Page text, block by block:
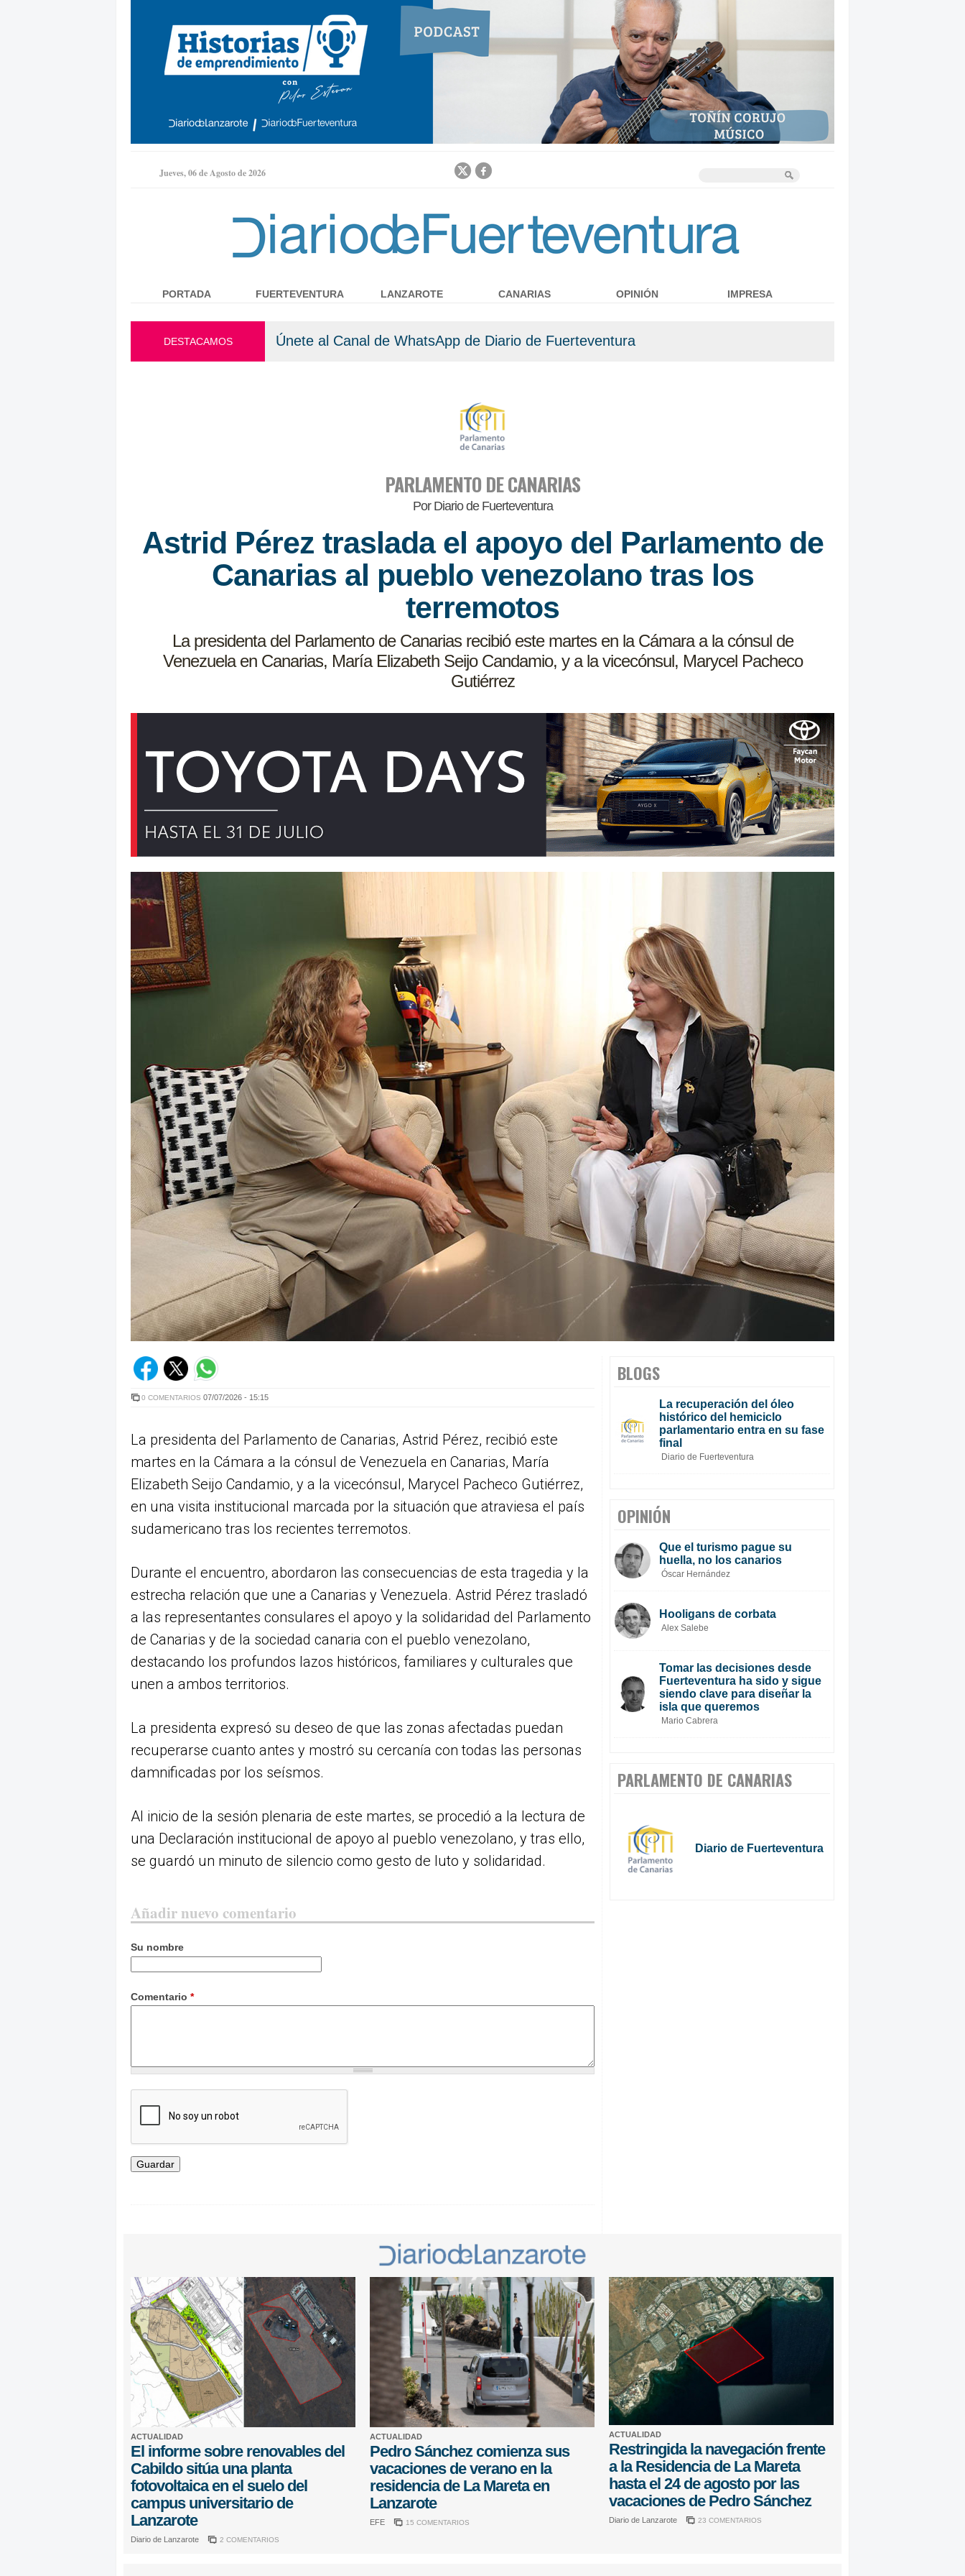
Jump to navigation
Jueves, 06 de Agosto de 2026
DESTACAMOS Únete al Canal de WhatsApp de Diario de Fuerteventura
PARLAMENTO DE CANARIAS
Por Diario de Fuerteventura
Astrid Pérez traslada el apoyo del Parlamento de
Canarias al pueblo venezolano tras los
terremotos
La presidenta del Parlamento de Canarias recibió este martes en la Cámara a la cónsul de
Venezuela en Canarias, María Elizabeth Seijo Candamio, y a la vicecónsul, Marycel Pacheco
Gutiérrez
0 COMENTARIOS 07/07/2026 - 15:15
La presidenta del Parlamento de Canarias, Astrid Pérez, recibió este
martes en la Cámara a la cónsul de Venezuela en Canarias, María
Elizabeth Seijo Candamio, y a la vicecónsul, Marycel Pacheco Gutiérrez,
en una visita institucional marcada por la situación que atraviesa el país
sudamericano tras los recientes terremotos.
Durante el encuentro, abordaron las consecuencias de esta tragedia y la
estrecha relación que une a Canarias y Venezuela. Astrid Pérez trasladó
a las representantes consulares el apoyo y la solidaridad del Parlamento
de Canarias y de la sociedad canaria con el pueblo venezolano,
destacando los profundos lazos históricos, familiares y culturales que
unen a ambos territorios.
La presidenta expresó su deseo de que las zonas afectadas puedan
recuperarse cuanto antes y mostró su cercanía con todas las personas
damnificadas por los seísmos.
Al inicio de la sesión plenaria de este martes, se procedió a la lectura de
una Declaración institucional de apoyo al pueblo venezolano, y tras ello,
se guardó un minuto de silencio como gesto de luto y solidaridad.
Añadir nuevo comentario
Su nombre
Comentario *
PORTADA FUERTEVENTURA LANZAROTE CANARIAS OPINIÓN IMPRESA
BLOGS
La recuperación del óleo
histórico del hemiciclo
parlamentario entra en su fase
final
Diario de Fuerteventura
OPINIÓN
Que el turismo pague su
huella, no los canarios
Óscar Hernández
Hooligans de corbata
Alex Salebe
Tomar las decisiones desde
Fuerteventura ha sido y sigue
siendo clave para diseñar la
isla que queremos
Mario Cabrera
PARLAMENTO DE CANARIAS
Diario de Fuerteventura
ACTUALIDAD
El informe sobre renovables del
Cabildo sitúa una planta
fotovoltaica en el suelo del
campus universitario de
Lanzarote
Diario de Lanzarote 2 COMENTARIOS
ACTUALIDAD
Pedro Sánchez comienza sus
vacaciones de verano en la
residencia de La Mareta en
Lanzarote
EFE 15 COMENTARIOS
ACTUALIDAD
Restringida la navegación frente
a la Residencia de La Mareta
hasta el 24 de agosto por las
vacaciones de Pedro Sánchez
Diario de Lanzarote 23 COMENTARIOS